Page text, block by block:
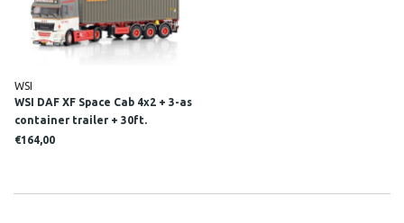
WSI
WSI DAF XF Space Cab 4x2 + 3-as
container trailer + 30ft.
bulkcontainer DE KRAKER
€164,00